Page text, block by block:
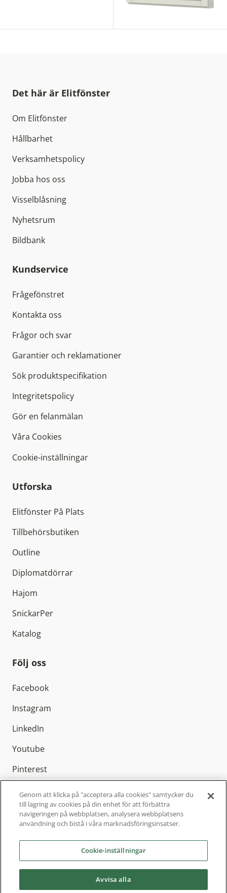
Det här är Elitfönster
Om Elitfönster
Hållbarhet
Verksamhetspolicy
Jobba hos oss
Visselblåsning
Nyhetsrum
Bildbank
Kundservice
Frågefönstret
Kontakta oss
Frågor och svar
Garantier och reklamationer
Sök produktspecifikation
Integritetspolicy
Gör en felanmälan
Våra Cookies
Cookie-inställningar
Utforska
Elitfönster På Plats
Tillbehörsbutiken
Outline
Diplomatdörrar
Hajom
SnickarPer
Katalog
Följ oss
Facebook
Instagram
LinkedIn
Youtube
Pinterest
Elitfönster AB är Sveriges ledande
fönstertillverkare med cirka 800 anställda och
finns representerat över hela Sverige. Sedan
Genom att klicka på "acceptera alla cookies" samtycker du
till lagring av cookies på din enhet för att förbättra
navigeringen på webbplatsen, analysera webbplatsens
användning och bistå i våra marknadsföringsinsatser.
Cookie-inställningar
Avvisa alla